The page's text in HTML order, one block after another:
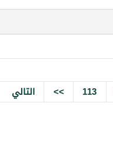
113
>> التالي